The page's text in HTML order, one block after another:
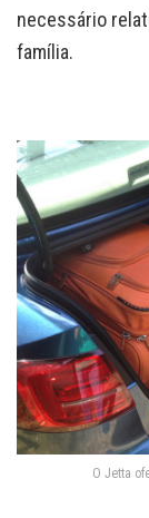
necessário
família.
O Jetta